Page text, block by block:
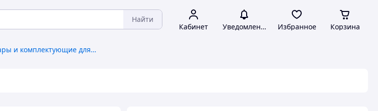
Найти
Кабинет Уведомления Избранное Корзина
Аксессуары и комплектующие для касок и бронежилетов